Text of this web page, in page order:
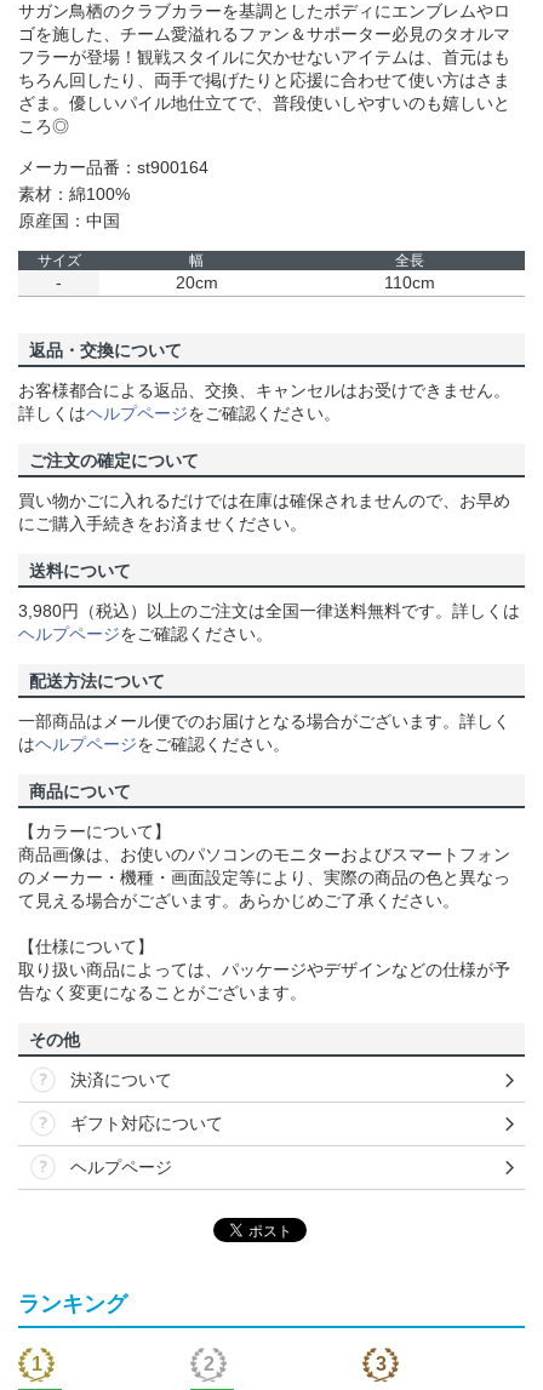
サガン鳥栖のクラブカラーを基調としたボディにエンブレムやロ
ゴを施した、チーム愛溢れるファン＆サポーター必見のタオルマ
フラーが登場！観戦スタイルに欠かせないアイテムは、首元はも
ちろん回したり、両手で掲げたりと応援に合わせて使い方はさま
ざま。優しいパイル地仕立てで、普段使いしやすいのも嬉しいと
ころ◎
メーカー品番：st900164
素材：綿100%
原産国：中国
サイズ 幅 全長
- 20cm 110cm
返品・交換について
お客様都合による返品、交換、キャンセルはお受けできません。
詳しくはヘルプページをご確認ください。
ご注文の確定について
買い物かごに入れるだけでは在庫は確保されませんので、お早め
にご購入手続きをお済ませください。
送料について
3,980円（税込）以上のご注文は全国一律送料無料です。詳しくは
ヘルプページをご確認ください。
配送方法について
一部商品はメール便でのお届けとなる場合がございます。詳しく
はヘルプページをご確認ください。
商品について
【カラーについて】
商品画像は、お使いのパソコンのモニターおよびスマートフォン
のメーカー・機種・画面設定等により、実際の商品の色と異なっ
て見える場合がございます。あらかじめご了承ください。
【仕様について】
取り扱い商品によっては、パッケージやデザインなどの仕様が予
告なく変更になることがございます。
その他
決済について
ギフト対応について
ヘルプページ
ランキング